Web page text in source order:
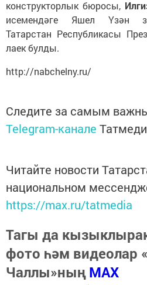
конструкторлык бюросы,
исемендәге Яшел Үзән
Татарстан Республикасы
лаек булды.
http://nabchelny.ru/
Следите за самым
Telegram-канале
Читайте новости
национальном
https://max.ru/tatmedia
Тагы да
фото һәм видеолар
Чаллы»ныңMAX